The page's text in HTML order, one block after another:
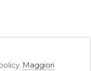
Maggiori